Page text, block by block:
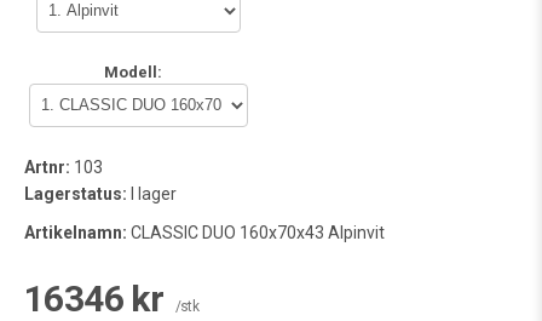
Modell:
Artnr: 103
Lagerstatus: I lager
Artikelnamn: CLASSIC DUO 160x70x43 Alpinvit
16346 kr /stk